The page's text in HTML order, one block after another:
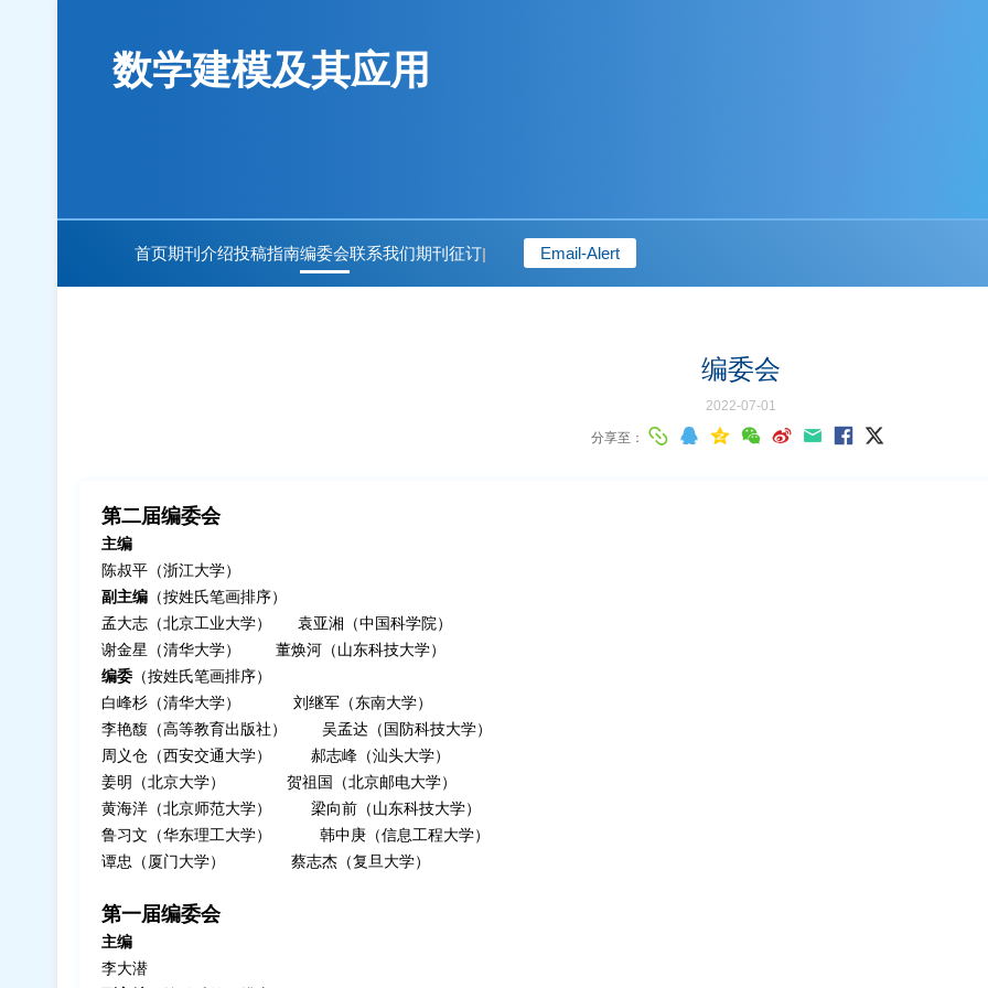
数学建模及其应用
首页期刊介绍投稿指南编委会联系我们期刊征订| Email-Alert
编委会
2022-07-01
分享至：
第二届编委会
主编
陈叔平（浙江大学）
副主编 （按姓氏笔画排序）
孟大志（北京工业大学） 袁亚湘（中国科学院）
谢金星（清华大学） 董焕河（山东科技大学）
编委 （按姓氏笔画排序）
白峰杉（清华大学） 刘继军（东南大学）
李艳馥（高等教育出版社） 吴孟达（国防科技大学）
周义仓（西安交通大学） 郝志峰（汕头大学）
姜明（北京大学） 贺祖国（北京邮电大学）
黄海洋（北京师范大学） 梁向前（山东科技大学）
鲁习文（华东理工大学） 韩中庚（信息工程大学）
谭忠（厦门大学） 蔡志杰（复旦大学）
第一届编委会
主编
李大潜